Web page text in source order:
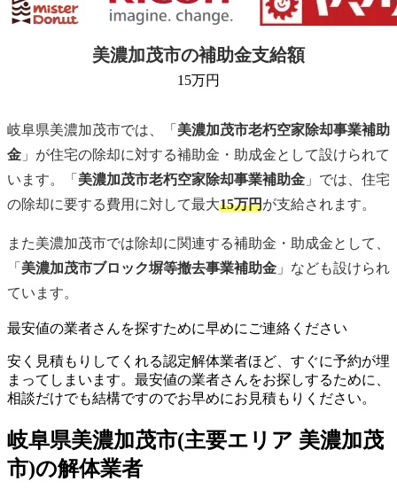
美濃加茂市の補助金支給額
15万円
岐阜県美濃加茂市では、「 美濃加茂市老朽空家除却事業補助
金 」が住宅の除却に対する補助金・助成金として設けられて
います。「 美濃加茂市老朽空家除却事業補助金 」では、住宅
の除却に要する費用に対して最大15万円が支給されます。
また美濃加茂市では除却に関連する補助金・助成金として、
「 美濃加茂市ブロック塀等撤去事業補助金 」なども設けられ
ています。
最安値の業者さんを探すために早めにご連絡ください
安く見積もりしてくれる認定解体業者ほど、すぐに予約が埋
まってしまいます。最安値の業者さんをお探しするために、
相談だけでも結構ですのでお早めにお見積もりください。
岐阜県美濃加茂市(主要エリア 美濃加茂
市)の解体業者